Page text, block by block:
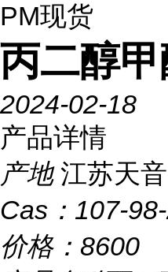
PM现货
丙二醇
2024-02-18
产品详情
产地 江苏天音
Cas： 107-
价格： 8600